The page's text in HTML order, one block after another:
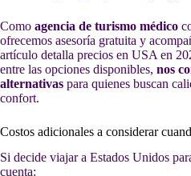
Como agencia de turismo médico
ofrecemos asesoría gratuita y
artículo detalla precios en USA en
entre las opciones disponibles, nos
alternativas para quienes buscan
confort.
Costos adicionales a considerar
Si decide viajar a Estados Unidos
cuenta: